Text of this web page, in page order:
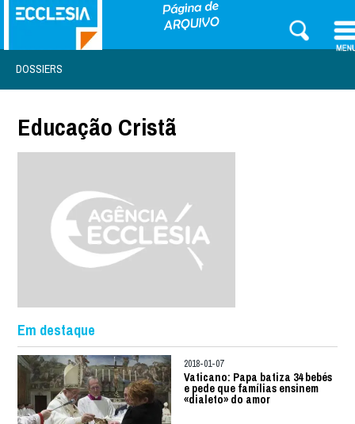
DOSSIERS
Educação Cristã
Em destaque
2018-01-07
Vaticano: Papa batiza 34 bebés
e pede que famílias ensinem
«dialeto» do amor